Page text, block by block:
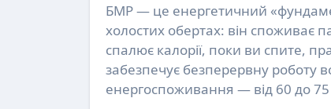
БМР — це енергетичний
холостих обертах: він споживає
спалює калорії, поки ви спите,
забезпечує безперервну роботу
енергоспоживання — від 60 до